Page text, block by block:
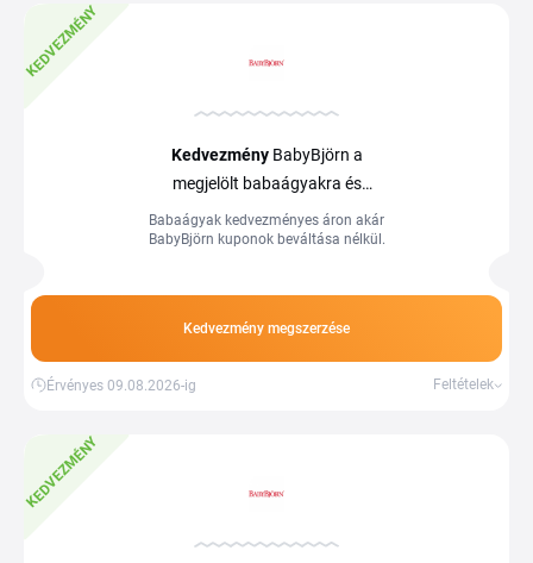
KEDVEZMÉNY
KedvezményBabyBjörn a
megjelölt babaágyakra és
kiegészítőkre
Babaágyak kedvezményes áron akár
BabyBjörn kuponok beváltása nélkül.
Kedvezmény megszerzése
Érvényes 09.08.2026-ig Feltételek
KEDVEZMÉNY